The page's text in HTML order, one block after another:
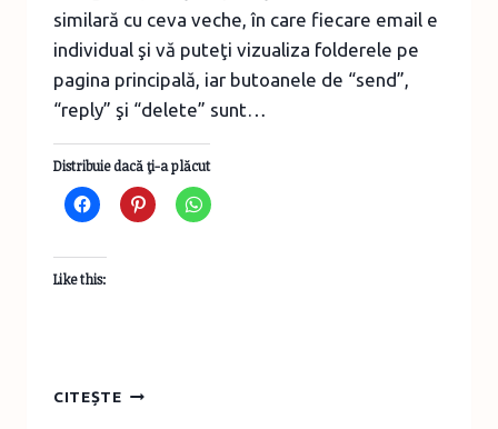
similară cu ceva veche, în care fiecare email e
individual şi vă puteţi vizualiza folderele pe
pagina principală, iar butoanele de “send”,
“reply” şi “delete” sunt…
Distribuie dacă ţi-a plăcut
Like this:
CITEȘTECUM